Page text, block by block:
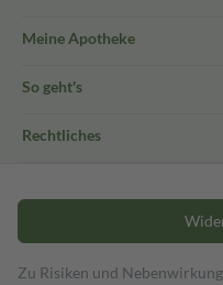
Meine Apotheke
So geht's
Rechtliches
Zu Risiken und